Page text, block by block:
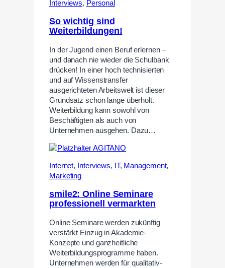
Interviews, Personal
So wichtig sind
Weiterbildungen!
In der Jugend einen Beruf erlernen –
und danach nie wieder die Schulbank
drücken! In einer hoch technisierten
und auf Wissenstransfer
ausgerichteten Arbeitswelt ist dieser
Grundsatz schon lange überholt.
Weiterbildung kann sowohl von
Beschäftigten als auch von
Unternehmen ausgehen. Dazu…
Internet, Interviews, IT, Management,
Marketing
smile2: Online Seminare
professionell vermarkten
Online Seminare werden zukünftig
verstärkt Einzug in Akademie-
Konzepte und ganzheitliche
Weiterbildungsprogramme haben.
Unternehmen werden für qualitativ-